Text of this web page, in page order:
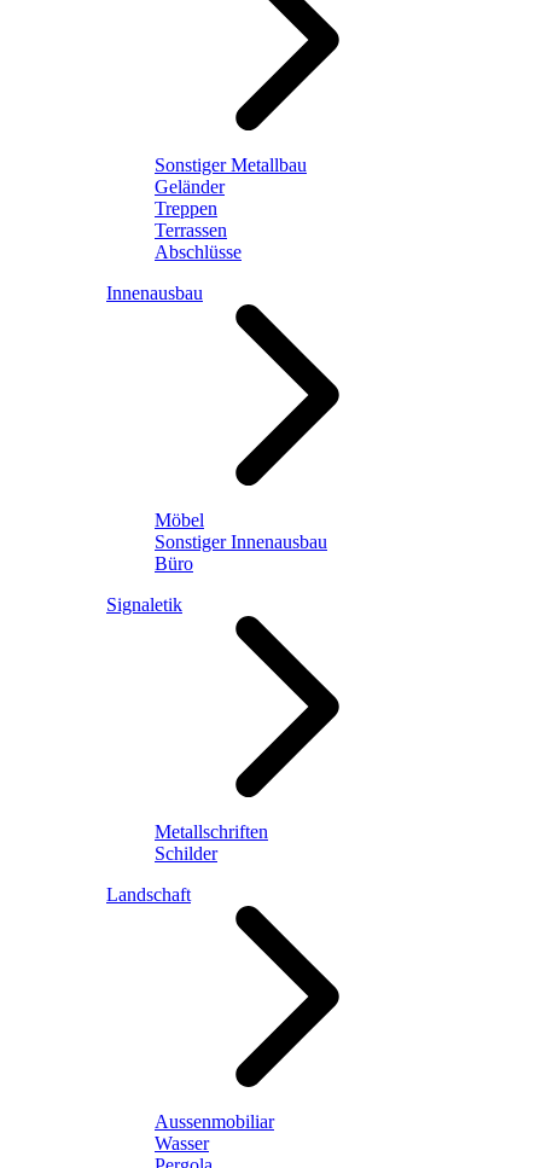
Sonstiger Metallbau
Geländer
Treppen
Terrassen
Abschlüsse
Innenausbau
Möbel
Sonstiger Innenausbau
Büro
Signaletik
Metallschriften
Schilder
Landschaft
Aussenmobiliar
Wasser